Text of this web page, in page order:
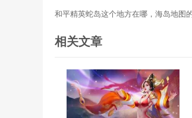
和平精英蛇岛这个地方在哪，海岛地图
相关文章